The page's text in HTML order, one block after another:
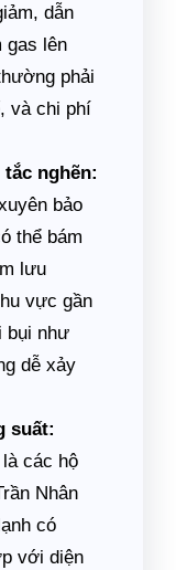
dẫn
gas lên
phải
và chi phí
nghẽn:
bảo
thể bám
lưu
vực gần
bụi như
dễ xảy
suất:
các hộ
Nhân
có
với diện